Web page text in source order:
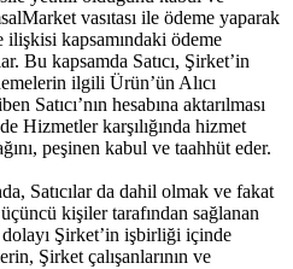
vasıtası ile ödeme yaparak
ilişkisi kapsamındaki ödeme
Bu kapsamda Satıcı, Şirket’in
ilgili Ürün’ün Alıcı
Satıcı’nın hesabına aktarılması
Hizmetler karşılığında hizmet
peşinen kabul ve taahhüt eder.
Satıcılar da dahil olmak ve fakat
kişiler tarafından sağlanan
Şirket’in işbirliği içinde
Şirket çalışanlarının ve